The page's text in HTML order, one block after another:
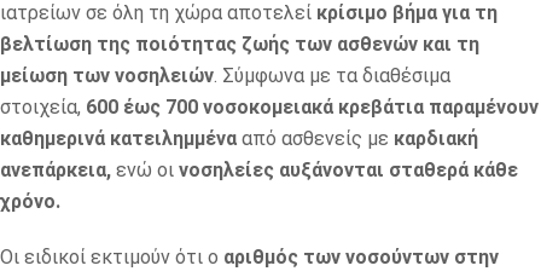
ιατρείων σε όλη τη χώρα αποτελεί κρίσιμο βήμα για τη
βελτίωση της ποιότητας ζωής των ασθενών και τη
μείωση των νοσηλειών. Σύμφωνα με τα διαθέσιμα
στοιχεία, 600 έως 700 νοσοκομειακά κρεβάτια παραμένουν
καθημερινά κατειλημμένα από ασθενείς με καρδιακή
ανεπάρκεια, ενώ οι νοσηλείες αυξάνονται σταθερά κάθε
χρόνο.
Οι ειδικοί εκτιμούν ότι ο αριθμός των νοσούντων στην